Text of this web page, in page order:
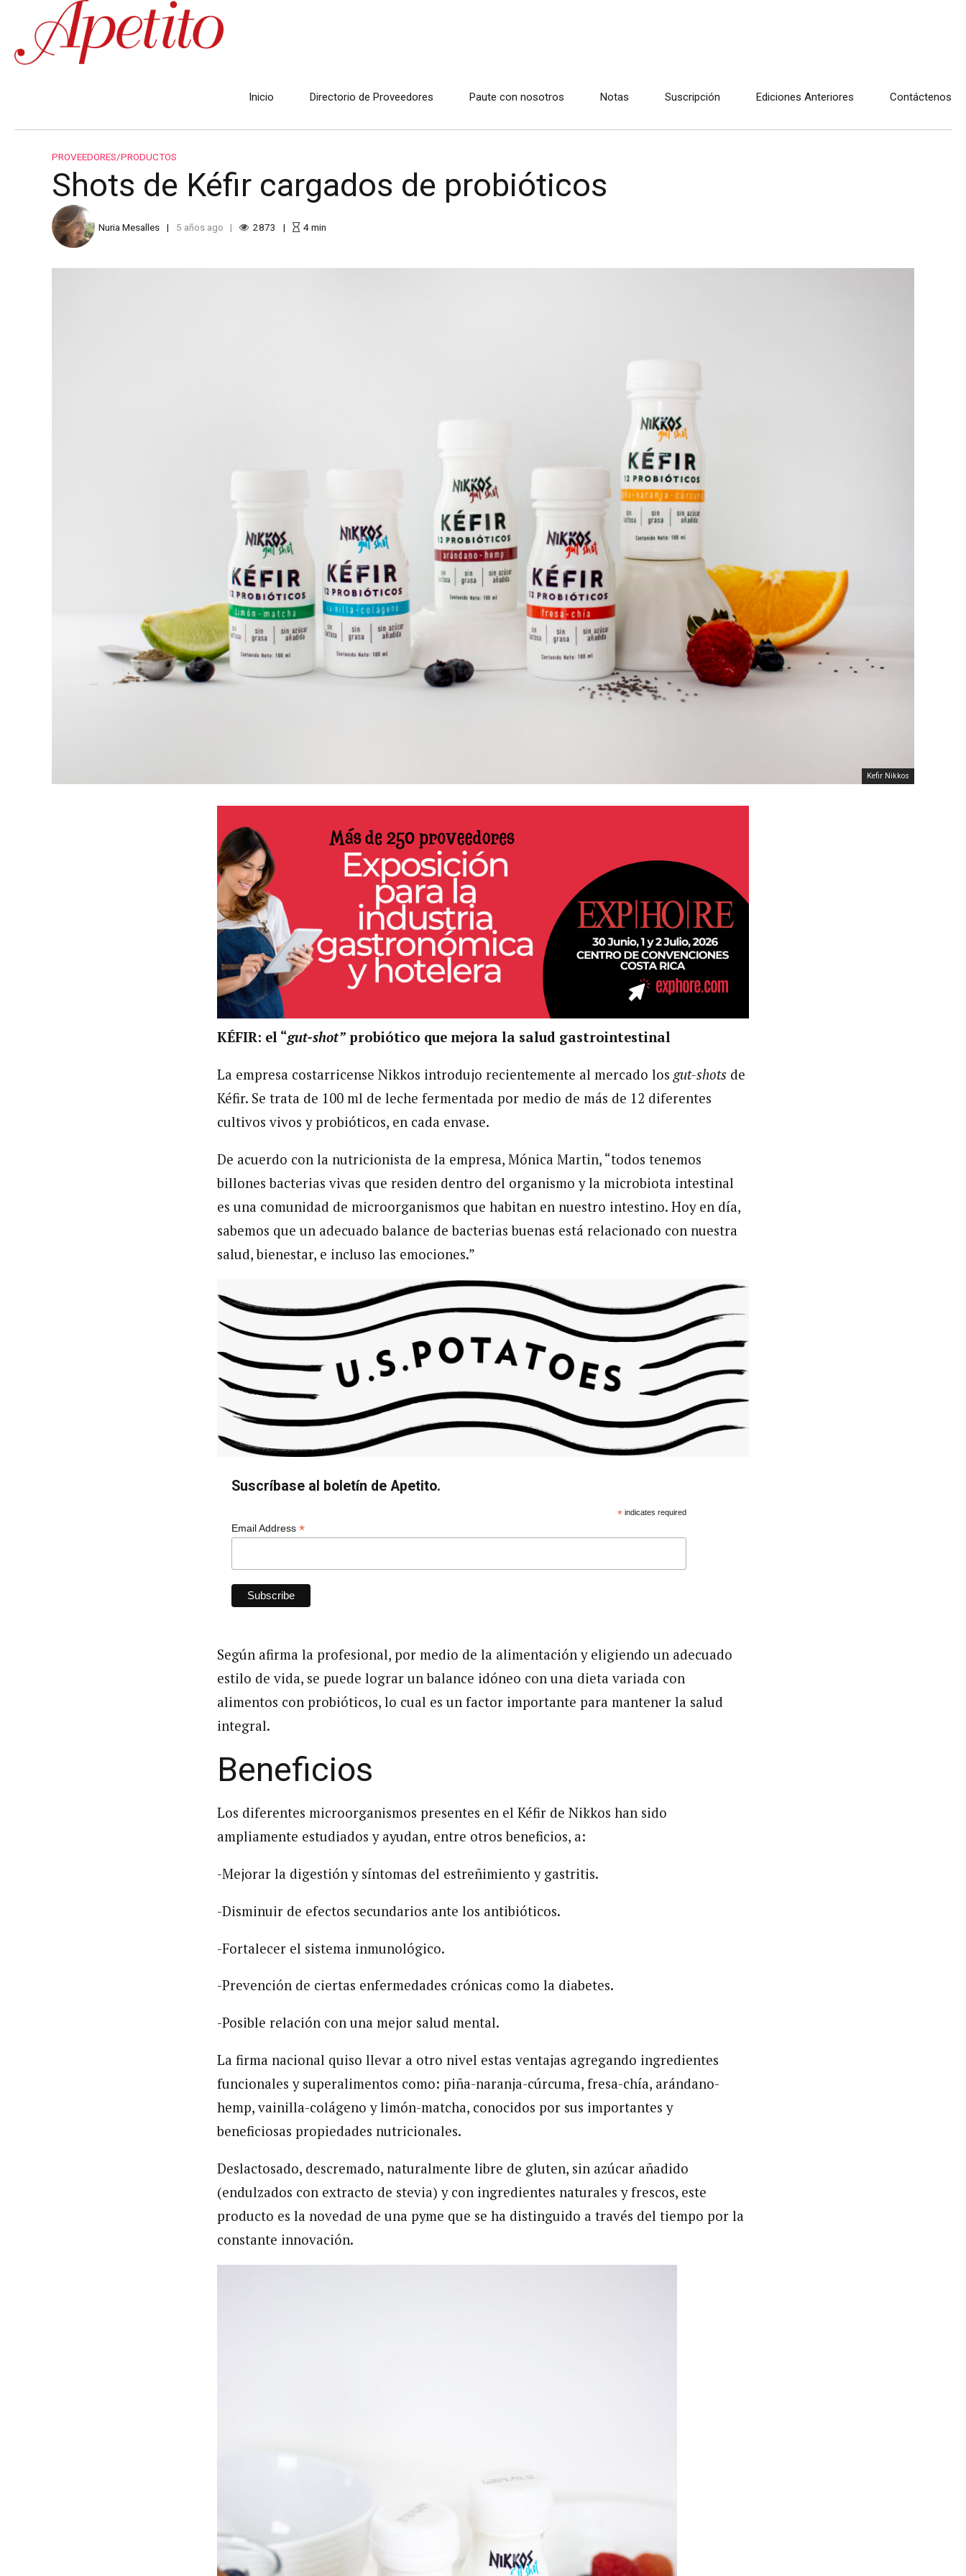
Inicio Directorio de Proveedores Paute con nosotros Notas Suscripción Ediciones Anteriores Contáctenos
PROVEEDORES/PRODUCTOS
Shots de Kéfir cargados de probióticos
Nuria Mesalles 5 años ago 2873 4min
Kefir Nikkos
KÉFIR: el “gut-shot” probiótico que mejora la salud gastrointestinal
La empresa costarricense Nikkos introdujo recientemente al mercado los gut-shots de
Kéfir. Se trata de 100 ml de leche fermentada por medio de más de 12 diferentes
cultivos vivos y probióticos, en cada envase.
De acuerdo con la nutricionista de la empresa, Mónica Martin, “todos tenemos
billones bacterias vivas que residen dentro del organismo y la microbiota intestinal
es una comunidad de microorganismos que habitan en nuestro intestino. Hoy en día,
sabemos que un adecuado balance de bacterias buenas está relacionado con nuestra
salud, bienestar, e incluso las emociones.”
Suscríbase al boletín de Apetito.
*indicates required
Email Address *
Según afirma la profesional, por medio de la alimentación y eligiendo un adecuado
estilo de vida, se puede lograr un balance idóneo con una dieta variada con
alimentos con probióticos, lo cual es un factor importante para mantener la salud
integral.
Beneficios
Los diferentes microorganismos presentes en el Kéfir de Nikkos han sido
ampliamente estudiados y ayudan, entre otros beneficios, a:
-Mejorar la digestión y síntomas del estreñimiento y gastritis.
-Disminuir de efectos secundarios ante los antibióticos.
-Fortalecer el sistema inmunológico.
-Prevención de ciertas enfermedades crónicas como la diabetes.
-Posible relación con una mejor salud mental.
La firma nacional quiso llevar a otro nivel estas ventajas agregando ingredientes
funcionales y superalimentos como: piña-naranja-cúrcuma, fresa-chía, arándano-
hemp, vainilla-colágeno y limón-matcha, conocidos por sus importantes y
beneficiosas propiedades nutricionales.
Deslactosado, descremado, naturalmente libre de gluten, sin azúcar añadido
(endulzados con extracto de stevia) y con ingredientes naturales y frescos, este
producto es la novedad de una pyme que se ha distinguido a través del tiempo por la
constante innovación.